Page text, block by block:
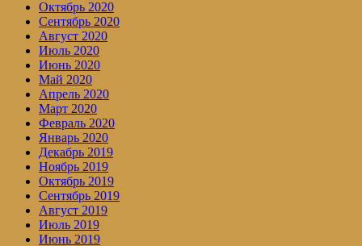
Октябрь 2020
Сентябрь 2020
Август 2020
Июль 2020
Июнь 2020
Май 2020
Апрель 2020
Март 2020
Февраль 2020
Январь 2020
Декабрь 2019
Ноябрь 2019
Октябрь 2019
Сентябрь 2019
Август 2019
Июль 2019
Июнь 2019